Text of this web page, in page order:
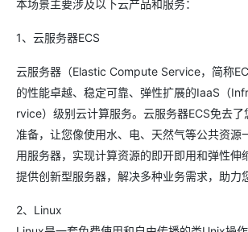
本场景主要涉及以下云产品和服务：
1、云服务器ECS
云服务器（Elastic Compute Service，简称
的性能卓越、稳定可靠、弹性扩展的IaaS（
rvice）级别云计算服务。云服务器ECS免去
准备，让您像使用水、电、天然气等公共资源
用服务器，实现计算资源的即开即用和弹性伸
提供创新型服务器，解决多种业务需求，助力
2、Linux